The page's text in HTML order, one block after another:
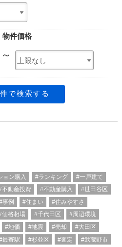
物件価格
～
で検索する
ョン購入 #ランキング
#一戸建て
不動産投資 #不動産購入
#世田谷区
事例 #住まい
#住みやすさ
価格相場 #千代田区
#周辺環境
#地価 #地震 #売却
#大田区
最寄駅 #杉並区 #査定
#武蔵野市